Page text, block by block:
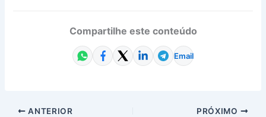
Compartilhe este conteúdo
Email
ANTERIOR PRÓXIMO